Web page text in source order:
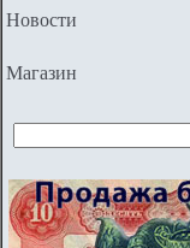
Новости
Магазин